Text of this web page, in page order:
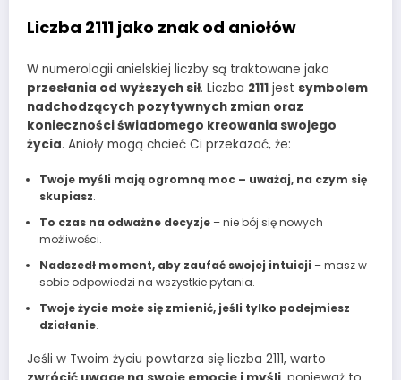
Liczba 2111 jako znak od aniołów
W numerologii anielskiej liczby są traktowane jako
przesłania od wyższych sił. Liczba 2111 jest symbolem
nadchodzących pozytywnych zmian oraz
konieczności świadomego kreowania swojego
życia. Anioły mogą chcieć Ci przekazać, że:
Twoje myśli mają ogromną moc – uważaj, na czym się
skupiasz.
To czas na odważne decyzje– nie bój się nowych
możliwości.
Nadszedł moment, aby zaufać swojej intuicji – masz w
sobie odpowiedzi na wszystkie pytania.
Twoje życie może się zmienić, jeśli tylko podejmiesz
działanie.
Jeśli w Twoim życiu powtarza się liczba 2111, warto